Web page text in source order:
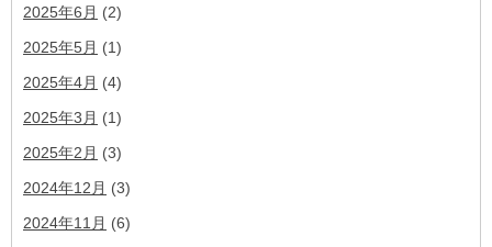
2025年6月 (2)
2025年5月 (1)
2025年4月 (4)
2025年3月 (1)
2025年2月 (3)
2024年12月 (3)
2024年11月 (6)